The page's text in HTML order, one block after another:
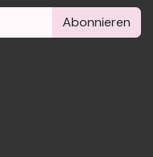
Abonnieren